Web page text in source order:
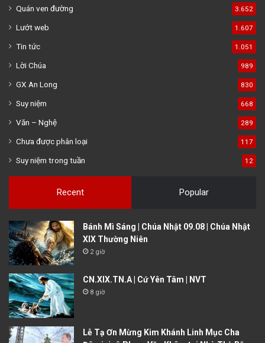
Quán ven đường 3.652
Lướt web 1.607
Tin tức 1.051
Lời Chúa 989
GX An Long 830
Suy niệm 668
Văn – Nghệ 289
Chưa được phân loại 117
Suy niệm trong tuần 12
Recent Popular
Bánh Mì Sáng | Chúa Nhật 09.08 | Chúa Nhật
XIX Thường Niên
2 giờ
CN.XIX.TN.A | Cứ Yên Tâm | NVT
8 giờ
Lễ Tạ Ơn Mừng Kim Khánh Linh Mục Cha